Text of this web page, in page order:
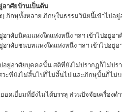
อาศัยบ้านเป็นต้น
กษุทั้งหลาย ภิกษุในธรรมวินัยนี้เข้าไปอยู่
อาศัยนิคมแห่งใดแห่งหนึ่ง ฯลฯ เข้าไปอยู่อ
อาศัยชนบทแห่งใดแห่งหนึ่ง ฯลฯ เข้าไปอยู่
ปอยู่อาศัยบุคคลนั้น สติที่ยังไม่ปรากฏก็ไม่ป
วะที่ยังไม่สิ้นไปก็ไม่สิ้นไป และภิกษุนั้นก็ไม่
อดเยี่ยมที่ยังไม่ได้บรรลุ ส่วนปัจจัยเครื่องด